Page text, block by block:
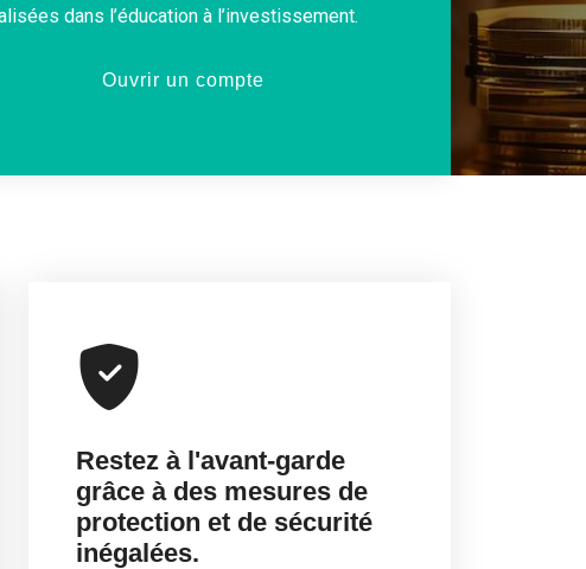
dans l’éducation à l’investissement.
Ouvrir un compte
Restez à l'avant-garde
grâce à des mesures de
protection et de sécurité
inégalées.